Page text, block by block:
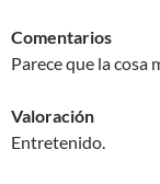
Comentarios
Parece que la cosa
Valoración
Entretenido.